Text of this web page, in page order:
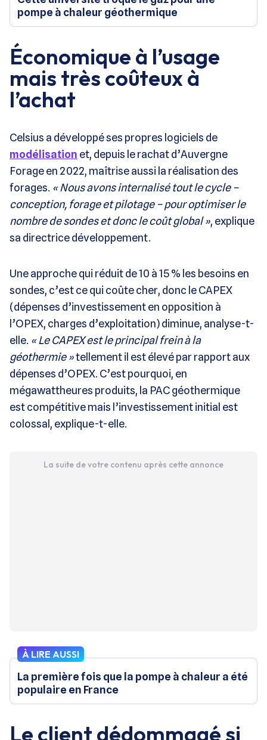
pompe à chaleur géothermique
Économique à l’usage
mais très coûteux à
l’achat
Celsius a développé ses propres logiciels de
modélisation et, depuis le rachat d’Auvergne
Forage en 2022, maîtrise aussi la réalisation des
forages. « Nous avons internalisé tout le cycle –
conception, forage et pilotage – pour optimiser le
nombre de sondes et donc le coût global », explique
sa directrice développement.
Une approche qui réduit de 10 à 15 % les besoins en
sondes, c’est ce qui coûte cher, donc le CAPEX
(dépenses d’investissement en opposition à
l’OPEX, charges d’exploitation) diminue, analyse-t-
elle. « Le CAPEXest le principal frein à la
géothermie »tellement il est élevé par rapport aux
dépenses d’OPEX. C’est pourquoi, en
mégawattheures produits, la PAC géothermique
est compétitive mais l’investissement initial est
colossal, explique-t-elle.
La suite de votre contenu après cette annonce
À LIRE AUSSI
La première fois que la pompe à chaleur a été
populaire en France
Le client dédommagé si